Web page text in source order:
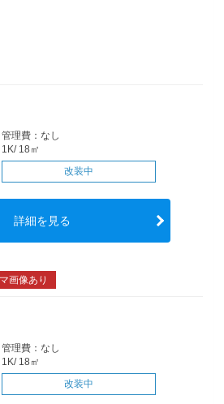
管理費：なし
1K/ 18㎡
改装中
詳細を見る
画像あり
管理費：なし
1K/ 18㎡
改装中